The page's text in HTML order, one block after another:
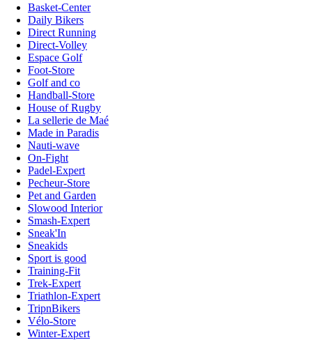
Basket-Center
Daily Bikers
Direct Running
Direct-Volley
Espace Golf
Foot-Store
Golf and co
Handball-Store
House of Rugby
La sellerie de Maé
Made in Paradis
Nauti-wave
On-Fight
Padel-Expert
Pecheur-Store
Pet and Garden
Slowood Interior
Smash-Expert
Sneak'In
Sneakids
Sport is good
Training-Fit
Trek-Expert
Triathlon-Expert
TripnBikers
Vélo-Store
Winter-Expert